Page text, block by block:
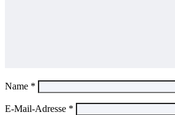
Name *
E-Mail-Adresse *